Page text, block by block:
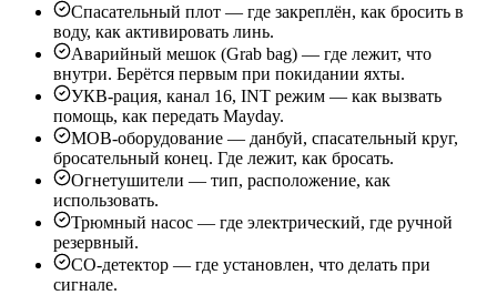
Спасательный плот — где закреплён, как бросить в
воду, как активировать линь.
Аварийный мешок (Grab bag) — где лежит, что
внутри. Берётся первым при покидании яхты.
УКВ-рация, канал 16, INT режим — как вызвать
помощь, как передать Mayday.
MOB-оборудование — данбуй, спасательный круг,
бросательный конец. Где лежит, как бросать.
Огнетушители — тип, расположение, как
использовать.
Трюмный насос — где электрический, где ручной
резервный.
СО-детектор — где установлен, что делать при
сигнале.